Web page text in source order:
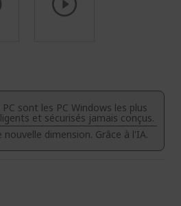
sont les PC Windows les plus
et sécurisés jamais conçus.
nouvelle dimension. Grâce à l'IA.